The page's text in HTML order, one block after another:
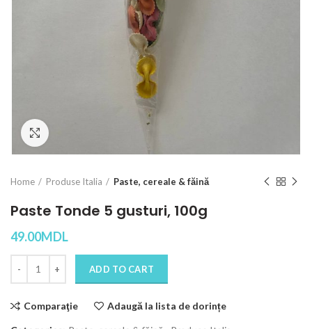
Home Produse Italia Paste, cereale & făină
Paste Tonde 5 gusturi, 100g
49.00MDL
ADD TO CART
Comparaţie Adaugă la lista de dorințe